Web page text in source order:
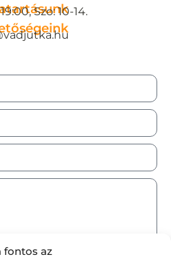
fontos az
Szo: 10-14.